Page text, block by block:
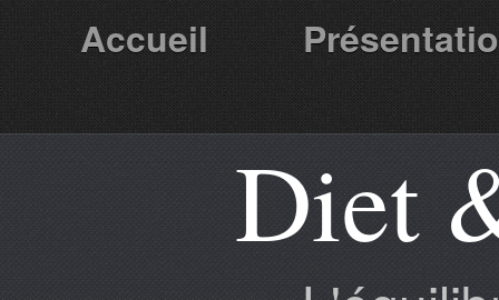
Accueil
Partenaires Diet